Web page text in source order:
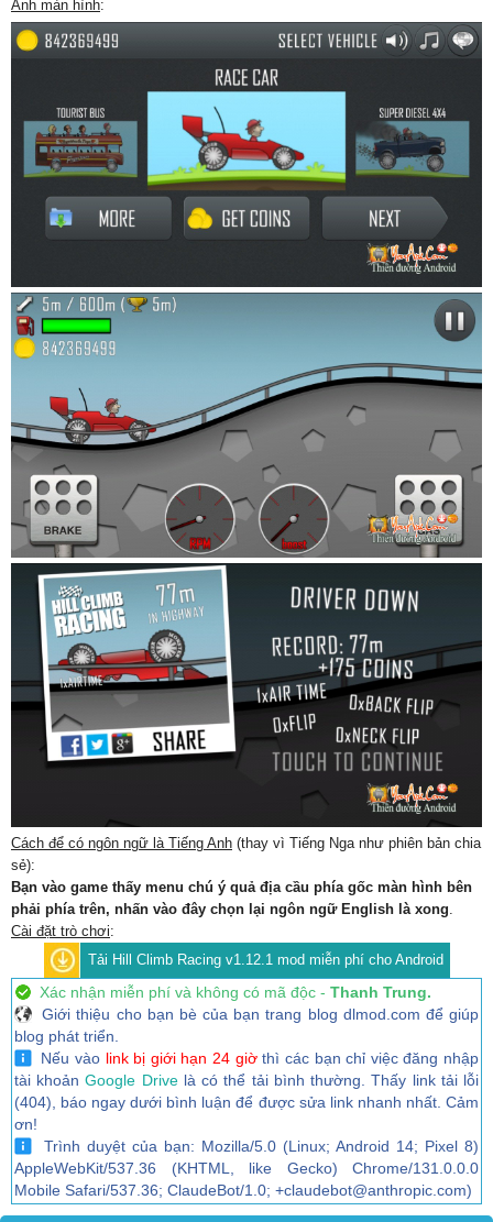
Ảnh màn hình:
Cách để có ngôn ngữ là Tiếng Anh (thay vì Tiếng Nga như phiên bản chia
sẻ):
Bạn vào game thấy menu chú ý quả địa cầu phía gốc màn hình bên
phải phía trên, nhấn vào đây chọn lại ngôn ngữ English là xong.
Cài đặt trò chơi:
Tải Hill Climb Racing v1.12.1 mod miễn phí cho Android
Xác nhận miễn phí và không có mã độc - Thanh Trung.
Giới thiệu cho bạn bè của bạn trang blog dlmod.com để giúp
blog phát triển.
Nếu vào link bị giới hạn 24 giờthì các bạn chỉ việc đăng nhập
tài khoảnGoogle Drivelà có thể tải bình thường. Thấy link tải lỗi
(404), báo ngay dưới bình luận để được sửa link nhanh nhất. Cảm
ơn!
Trình duyệt của bạn: Mozilla/5.0 (Linux; Android 14; Pixel 8)
AppleWebKit/537.36 (KHTML, like Gecko) Chrome/131.0.0.0
Mobile Safari/537.36; ClaudeBot/1.0; +claudebot@anthropic.com)